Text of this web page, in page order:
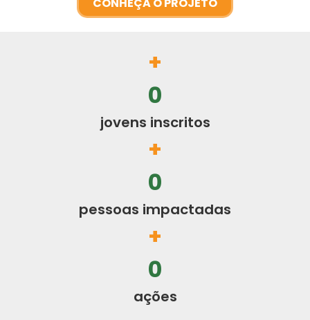
+
0
jovens inscritos
+
0
pessoas impactadas
+
0
ações